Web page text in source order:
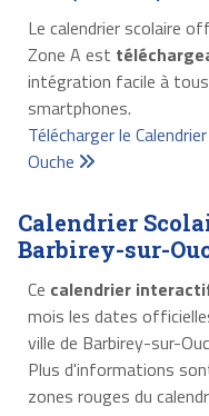
Le calendrier scolaire
Zone A est
intégration facile à
smartphones.
Télécharger le
Ouche
Calendrier
Barbirey-sur-
Ce calendrier
mois les dates
ville de Barbirey-sur-
Plus d'informations
zones rouges du